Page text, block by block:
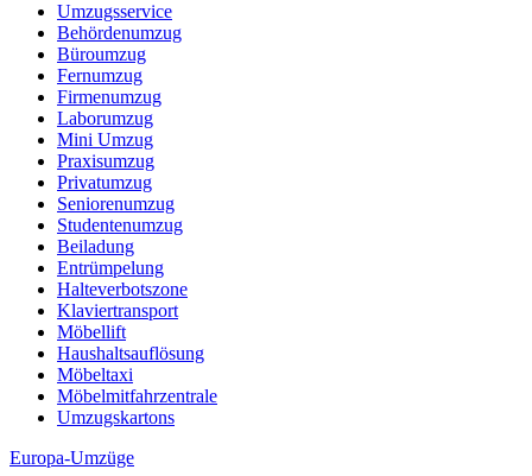
Umzugsservice
Behördenumzug
Büroumzug
Fernumzug
Firmenumzug
Laborumzug
Mini Umzug
Praxisumzug
Privatumzug
Seniorenumzug
Studentenumzug
Beiladung
Entrümpelung
Halteverbotszone
Klaviertransport
Möbellift
Haushaltsauflösung
Möbeltaxi
Möbelmitfahrzentrale
Umzugskartons
Europa-Umzüge